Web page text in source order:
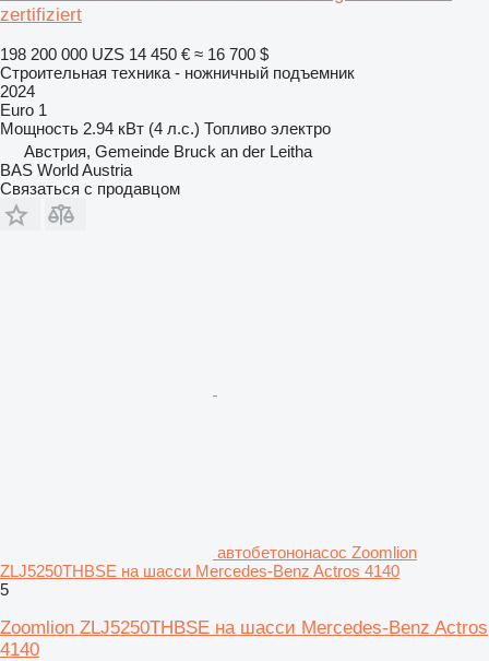
zertifiziert
198 200 000 UZS 14 450 € ≈ 16 700 $
Строительная техника - ножничный подъемник
2024
Euro 1
Мощность 2.94 кВт (4 л.с.) Топливо электро
Австрия, Gemeinde Bruck an der Leitha
BAS World Austria
Связаться с продавцом
автобетононасос Zoomlion
ZLJ5250THBSE на шасси Mercedes-Benz Actros 4140
5
Zoomlion ZLJ5250THBSE на шасси Mercedes-Benz Actros
4140